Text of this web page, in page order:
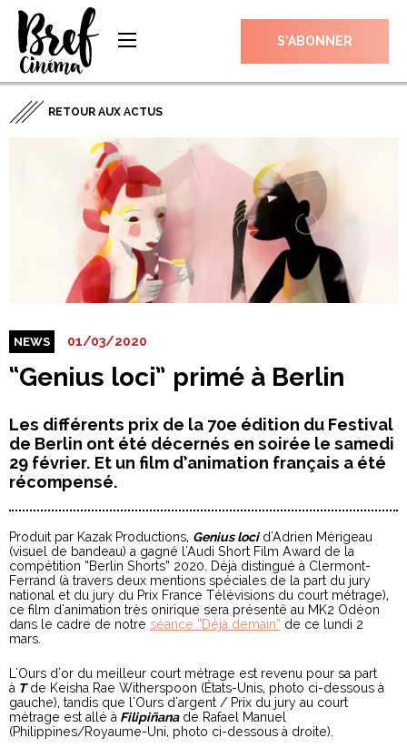
S’ABONNER
RETOUR AUX ACTUS
NEWS 01/03/2020
“Genius loci” primé à Berlin
Les différents prix de la 70e édition du Festival
de Berlin ont été décernés en soirée le samedi
29 février. Et un film d’animation français a été
récompensé.
Produit par Kazak Productions, Genius locid'Adrien Mérigeau
(visuel de bandeau) a gagné l'Audi Short Film Award de la
compétition “Berlin Shorts” 2020. Déjà distingué à Clermont-
Ferrand (à travers deux mentions spéciales de la part du jury
national et du jury du Prix France Télévisions du court métrage),
ce film d'animation très onirique sera présenté au MK2 Odéon
dans le cadre de notre séance “Déjà demain” de ce lundi 2
mars.
L'Ours d'or du meilleur court métrage est revenu pour sa part
à Tde Keisha Rae Witherspoon (États-Unis, photo ci-dessous à
gauche), tandis que l'Ours d'argent / Prix du jury au court
métrage est allé à Filipiñanade Rafael Manuel
(Philippines/Royaume-Uni, photo ci-dessous à droite).